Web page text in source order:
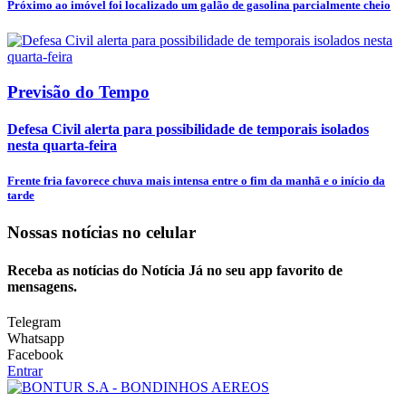
Próximo ao imóvel foi localizado um galão de gasolina parcialmente cheio
Previsão do Tempo
Defesa Civil alerta para possibilidade de temporais isolados
nesta quarta-feira
Frente fria favorece chuva mais intensa entre o fim da manhã e o início da
tarde
Nossas notícias no celular
Receba as notícias do Notícia Já no seu app favorito de
mensagens.
Telegram
Whatsapp
Facebook
Entrar